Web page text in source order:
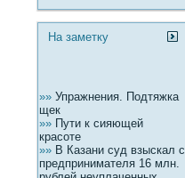
На заметку
»» Упpaжнения. Подтяжка
щек
»» Пути к сияющей
красоте
»» В Казани суд взыскал с
предпринимателя 16 млн.